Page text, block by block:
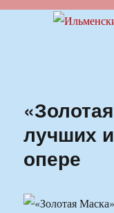
лучших
опере